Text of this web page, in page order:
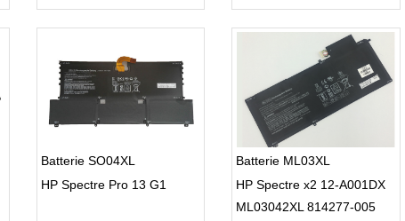
Batterie SO04XL
HP Spectre Pro 13 G1
Batterie ML03XL
HP Spectre x2 12-A001DX
ML03042XL 814277-005